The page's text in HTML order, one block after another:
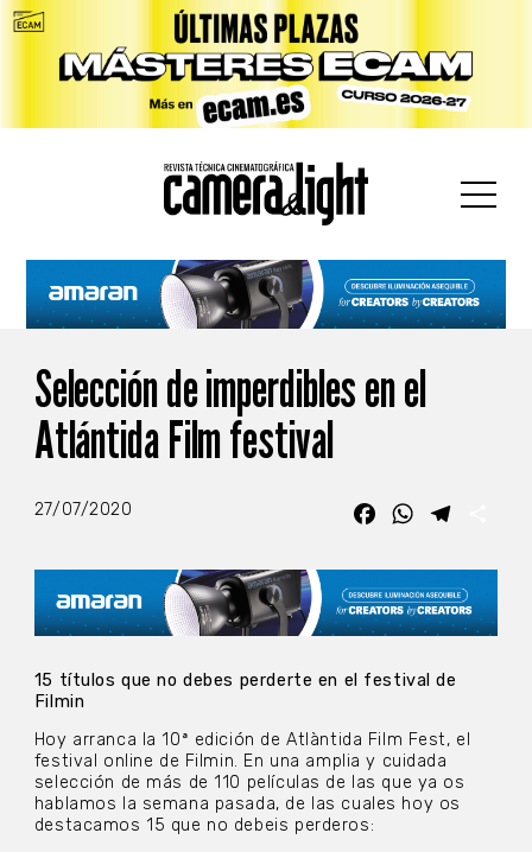
Selección de imperdibles en el
Atlántida Film festival
27/07/2020 FacebookWhatsApp
15 títulos que no debes perderte en el festival de
Filmin
Hoy arranca la 10ª edición de Atlàntida Film Fest, el
festival online de Filmin. En una amplia y cuidada
selección de más de 110 películas de las que ya os
hablamos la semana pasada, de las cuales hoy os
destacamos 15 que no debeis perderos: